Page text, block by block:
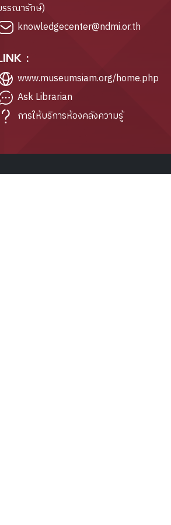
รณารักษ์)
knowledgecenter@ndmi.or.th
:
www.museumsiam.org/home.php
Ask Librarian
การให้บริการห้องคลังความรู้